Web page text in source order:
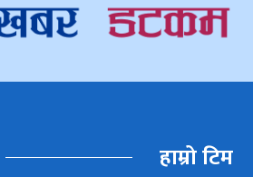
हाम्रो टिम